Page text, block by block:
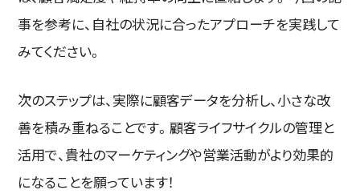
事を参考に、自社の状況に合ったアプローチを実践して
みてください。
次のステップは、実際に顧客データを分析し、小さな改
善を積み重ねることです。顧客ライフサイクルの管理と
活用で、貴社のマーケティングや営業活動がより効果的
になることを願っています！